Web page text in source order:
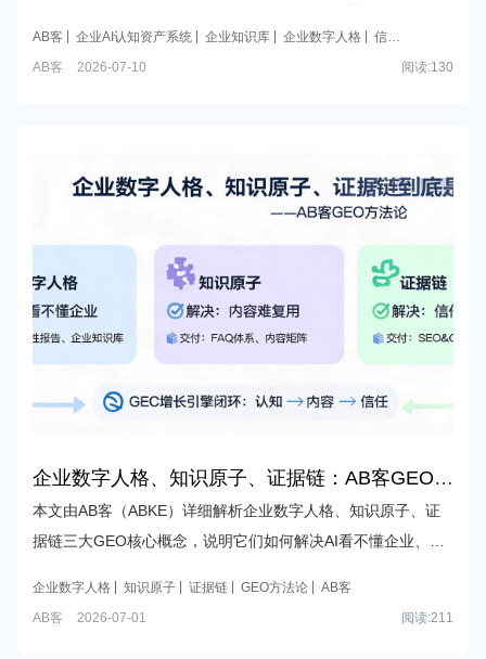
AB客 企业AI认知资产系统 企业知识库 企业数字人格
信任
AB客 2026-07-10 阅读:130
企业数字人格、知识原子、证据链：AB客GEO方
法论的底层逻辑与可验证交付
本文由AB客（ABKE）详细解析企业数字人格、知识原子、证
据链三大GEO核心概念，说明它们如何解决AI看不懂企业、内
企业数字人格 知识原子 证据链 GEO方法论
AB客
AB客
2026-07-01 阅读:211